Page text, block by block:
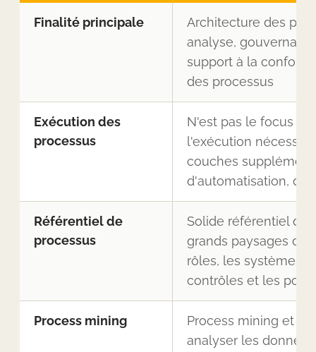
Finalité principale
Architecture des
analyse,
support à la
des processus
Exécution des
processus
N'est pas le focus
l'exécution
couches
d'automatisation,
Référentiel de
processus
Solide référentiel
grands paysages de
rôles, les systèmes,
contrôles et les
Process mining
Process mining et
analyser les